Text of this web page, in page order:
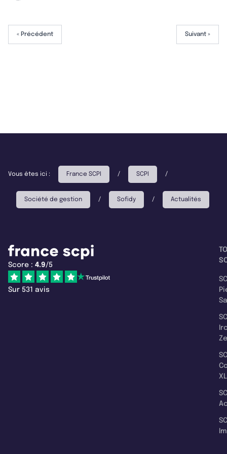
« Précédent Suivant »
Vous êtes ici : France SCPI / SCPI /
Société de gestion / Sofidy / Actualités
Score : 4.9/5
Sur 531 avis
XL